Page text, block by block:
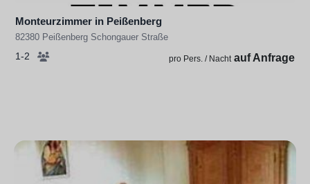
Monteurzimmer in Peißenberg
82380 Peißenberg Schongauer Straße
1-2 pro Pers. / Nacht auf Anfrage